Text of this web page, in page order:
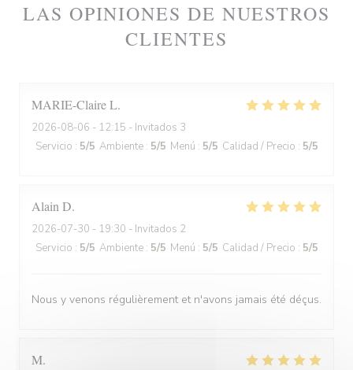
LAS OPINIONES DE NUESTROS
CLIENTES
MARIE-ClaireL
2026-08-06 - 12:15 - Invitados 3
Servicio : 5/5 Ambiente : 5/5 Menú : 5/5 Calidad / Precio : 5/5
Alain D
2026-07-30 - 19:30 - Invitados 2
Servicio : 5/5 Ambiente : 5/5 Menú : 5/5 Calidad / Precio : 5/5
Nous y venons régulièrement et n'avons jamais été déçus.
M